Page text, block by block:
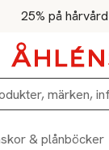
25% på
medlemmar -
& plånböcker